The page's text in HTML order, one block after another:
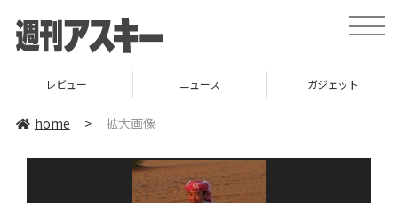
toggle
レビュー ニュース ガジェット
home > 拡大画像